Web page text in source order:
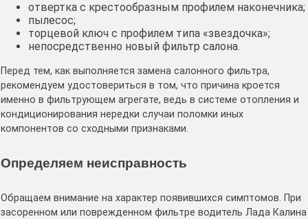
отвертка с крестообразным профилем наконечника;
пылесос;
торцевой ключ с профилем типа «звездочка»;
непосредственно новый фильтр салона.
Перед тем, как выполняется замена салонного фильтра,
рекомендуем удостовериться в том, что причина кроется
именно в фильтрующем агрегате, ведь в системе отопления и
кондиционирования нередки случаи поломки иных
компонентов со сходными признаками.
Определяем неисправность
Обращаем внимание на характер появившихся симптомов. При
засоренном или поврежденном фильтре водитель Лада Калина